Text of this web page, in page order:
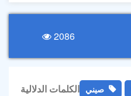
2086
الكلمات الدلالية صيني